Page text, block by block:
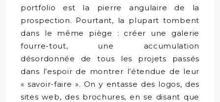
portfolio est la pierre angulaire de la
prospection. Pourtant, la plupart tombent
dans le même piège : créer une galerie
fourre-tout, une accumulation
désordonnée de tous les projets passés
dans l’espoir de montrer l’étendue de leur
« savoir-faire ». On y entasse des logos, des
sites web, des brochures, en se disant que